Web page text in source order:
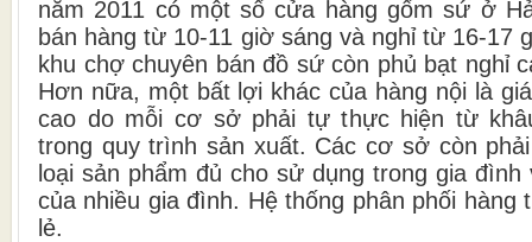
năm 2011 có một số cửa hàng gốm sứ ở
bán hàng từ 10-11 giờ sáng và nghỉ từ 16-17
khu chợ chuyên bán đồ sứ còn phủ bạt nghỉ
Hơn nữa, một bất lợi khác của hàng nội là
cao do mỗi cơ sở phải tự thực hiện từ
trong quy trình sản xuất. Các cơ sở còn
loại sản phẩm đủ cho sử dụng trong gia đình
của nhiều gia đình. Hệ thống phân phối hàng
lẻ.